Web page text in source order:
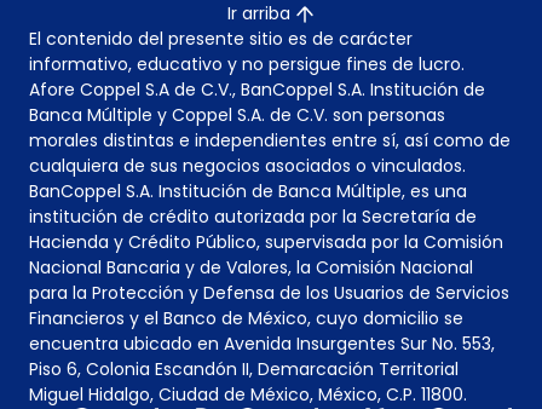
Ir arriba
El contenido del presente sitio es de carácter
informativo, educativo y no persigue fines de lucro.
Afore Coppel S.A de C.V., BanCoppel S.A. Institución de
Banca Múltiple y Coppel S.A. de C.V. son personas
morales distintas e independientes entre sí, así como de
cualquiera de sus negocios asociados o vinculados.
BanCoppel S.A. Institución de Banca Múltiple, es una
institución de crédito autorizada por la Secretaría de
Hacienda y Crédito Público, supervisada por la Comisión
Nacional Bancaria y de Valores, la Comisión Nacional
para la Protección y Defensa de los Usuarios de Servicios
Financieros y el Banco de México, cuyo domicilio se
encuentra ubicado en Avenida Insurgentes Sur No. 553,
Piso 6, Colonia Escandón II, Demarcación Territorial
Miguel Hidalgo, Ciudad de México, México, C.P. 11800.